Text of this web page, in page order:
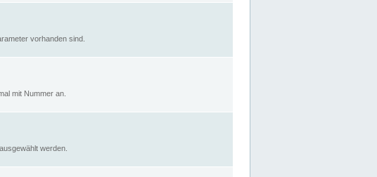
vorhanden sind.
mit Nummer an.
werden.